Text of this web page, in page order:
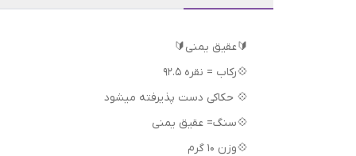
🔰عقیق یمنی🔰
💠رکاب = نقره 92.5
💠 حکاکی دست پذیرفته میشود
💠سنگ= عقیق یمنی
💠وزن 10 گرم